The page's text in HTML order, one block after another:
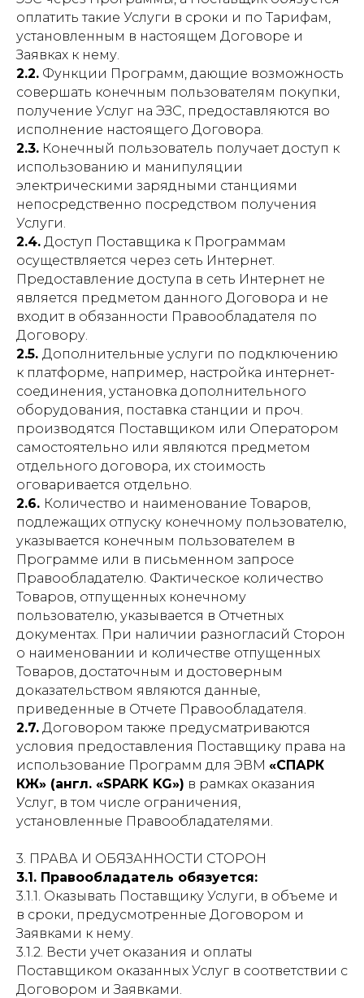
оплатить такие Услуги в сроки и по Тарифам,
установленным в настоящем Договоре и
Заявках к нему.
2.2. Функции Программ, дающие возможность
совершать конечным пользователям покупки,
получение Услуг на ЭЗС, предоставляются во
исполнение настоящего Договора.
2.3. Конечный пользователь получает доступ к
использованию и манипуляции
электрическими зарядными станциями
непосредственно посредством получения
Услуги.
2.4. Доступ Поставщика к Программам
осуществляется через сеть Интернет.
Предоставление доступа в сеть Интернет не
является предметом данного Договора и не
входит в обязанности Правообладателя по
Договору.
2.5. Дополнительные услуги по подключению
к платформе, например, настройка интернет-
соединения, установка дополнительного
оборудования, поставка станции и проч.
производятся Поставщиком или Оператором
самостоятельно или являются предметом
отдельного договора, их стоимость
оговаривается отдельно.
2.6. Количество и наименование Товаров,
подлежащих отпуску конечному пользователю,
указывается конечным пользователем в
Программе или в письменном запросе
Правообладателю. Фактическое количество
Товаров, отпущенных конечному
пользователю, указывается в Отчетных
документах. При наличии разногласий Сторон
о наименовании и количестве отпущенных
Товаров, достаточным и достоверным
доказательством являются данные,
приведенные в Отчете Правообладателя.
2.7. Договором также предусматриваются
условия предоставления Поставщику права на
использование Программ для ЭВМ «СПАРК
КЖ» (англ. «SPARK KG») в рамках оказания
Услуг, в том числе ограничения,
установленные Правообладателями.
3. ПРАВА И ОБЯЗАННОСТИ СТОРОН
3.1. Правообладатель обязуется:
3.1.1. Оказывать Поставщику Услуги, в объеме и
в сроки, предусмотренные Договором и
Заявками к нему.
3.1.2. Вести учет оказания и оплаты
Поставщиком оказанных Услуг в соответствии с
Договором и Заявками.